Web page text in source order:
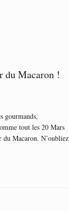
du Macaron !
gourmands,
tout les 20 Mars
du Macaron. N’oubliez